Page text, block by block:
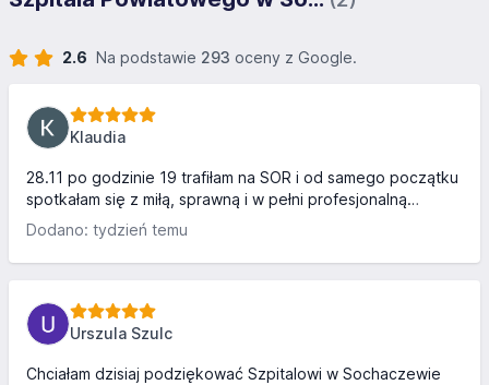
2.6 Na podstawie 293 oceny z Google.
Klaudia
28.11 po godzinie 19 trafiłam na SOR i od samego początku
spotkałam się z miłą, sprawną i w pełni profesjonalną
obsługą. Zostałam szybko przyjęta, przeprowadzono
dokładny wywiad oraz wykonano wiele badań. Szczególne
podziękowania należą się Panu z personelu medycznego w
odprowadzał mnie na badania – na bieżąco informował,
gdzie będę kierowana, ile będę czekać na wyniki,
regularnie pytał, czy wszystko w porządku, a gdy
wyraziłam strach przed...
Dodano: tydzień temu
Urszula Szulc
Chciałam dzisiaj podziękować Szpitalowi w Sochaczewie